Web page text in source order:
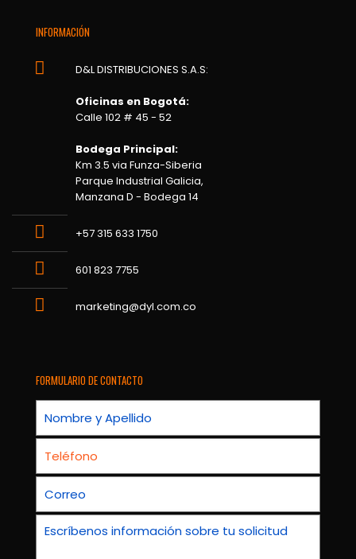
INFORMACIÓN
D&L DISTRIBUCIONES S.A.S:
Oficinas en Bogotá:
Calle 102 # 45 - 52
Bodega Principal:
Km 3.5 via Funza-Siberia
Parque Industrial Galicia,
Manzana D - Bodega 14
+57 315 633 1750
601 823 7755
marketing@dyl.com.co
FORMULARIO DE CONTACTO